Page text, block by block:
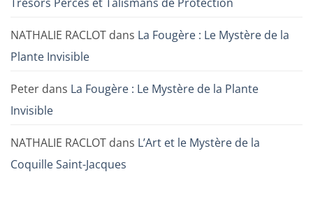
NATHALIE RACLOT dans La Fougère : Le Mystère de la
Plante Invisible
Peter dans La Fougère : Le Mystère de la Plante
Invisible
NATHALIE RACLOT dans L’Art et le Mystère de la
Coquille Saint-Jacques